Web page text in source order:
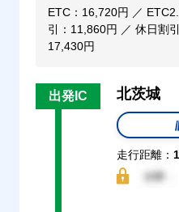
ETC：16,720円 ／
引：11,860円 ／ 休日割
17,430円
出発IC 北茨城
走行距離：